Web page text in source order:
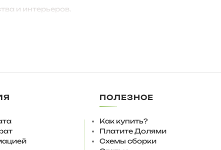
и интерьеров.
Комплектуется кронштейном газовым и
ПОЛЕЗНОЕ
Как купить?
Платите Долями
Схемы сборки